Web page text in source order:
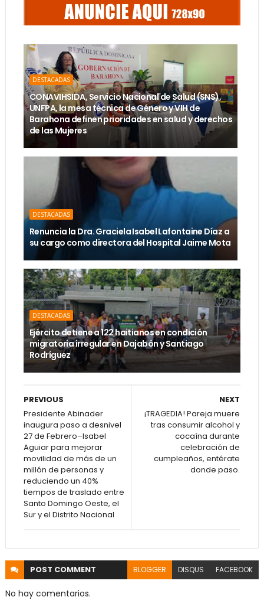
DESTACADAS
CONAVIHSIDA, Servicio Nacional de Salud (SNS),
UNFPA, la mesa técnica de Género y VIH de
Barahona definen prioridades en salud y derechos
de las Mujeres
DESTACADAS
Renuncia la Dra. Graciela Isabel Lafontaine Díaz a
su cargo como directora del Hospital Jaime Mota
DESTACADAS
Ejército detiene a 122 haitianos en condición
migratoria irregular en Dajabón y Santiago
Rodríguez
NEXT
¡TRAGEDIA! Pareja muere
tras consumir alcohol y
cocaína durante
celebración de
cumpleaños, entérate
donde paso.
PREVIOUS
Presidente Abinader
inaugura paso a desnivel
27 de Febrero–Isabel
Aguiar para mejorar
movilidad de más de un
millón de personas y
reduciendo un 40%
tiempos de traslado entre
Santo Domingo Oeste, el
Sur y el Distrito Nacional
POST COMMENT BLOGGER DISQUS FACEBOOK
No hay comentarios.